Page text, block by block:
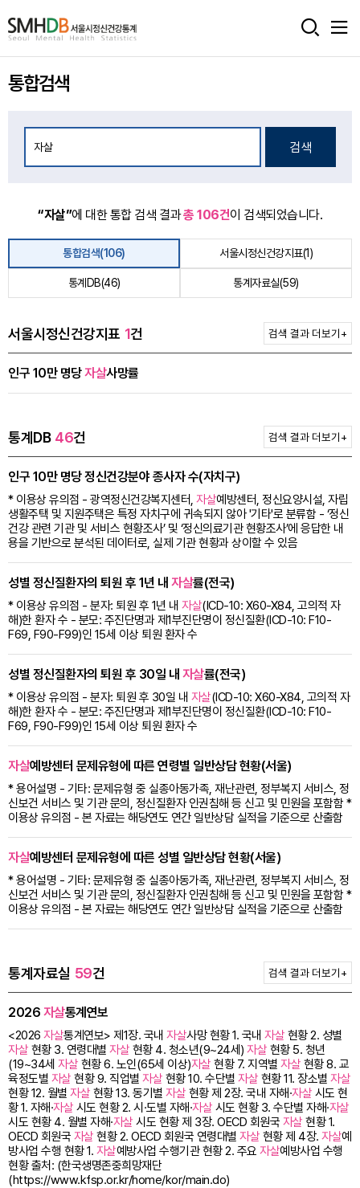
서
울
시
건
통
계
홈
으
로
이
통합검색
검색
“자살”에 대한 통합 검색 결과총 106건이 검색되었습니다.
통합검색(106) 서울시정신건강지표(1)
통계DB(46) 통계자료실(59)
서울시정신건강지표 1건 검색 결과 더보기+
인구 10만 명당자살사망률
통계DB 46건 검색 결과 더보기+
인구 10만 명당 정신건강분야 종사자 수(자치구)
* 이용상 유의점 - 광역정신건강복지센터, 자살예방센터, 정신요양시설, 자립
생활주택 및 지원주택은 특정 자치구에 귀속되지 않아 '기타'로 분류함 - ‘정신
건강 관련 기관 및 서비스 현황조사’ 및 ‘정신의료기관 현황조사’에 응답한 내
용을 기반으로 분석된 데이터로, 실제 기관 현황과 상이할 수 있음
성별 정신질환자의 퇴원 후 1년 내 자살률(전국)
* 이용상 유의점 - 분자: 퇴원 후 1년 내 자살(ICD-10: X60-X84, 고의적 자
해)한 환자 수 - 분모: 주진단명과 제1부진단명이 정신질환(ICD-10: F10-
F69, F90-F99)인 15세 이상 퇴원 환자 수
성별 정신질환자의 퇴원 후 30일 내 자살률(전국)
* 이용상 유의점 - 분자: 퇴원 후 30일 내 자살(ICD-10: X60-X84, 고의적 자
해)한 환자 수 - 분모: 주진단명과 제1부진단명이 정신질환(ICD-10: F10-
F69, F90-F99)인 15세 이상 퇴원 환자 수
자살예방센터 문제유형에 따른 연령별 일반상담 현황(서울)
* 용어설명 - 기타: 문제유형 중 실종아동가족, 재난관련, 정부복지 서비스, 정
신보건 서비스 및 기관 문의, 정신질환자 인권침해 등 신고 및 민원을 포함함 *
이용상 유의점 - 본 자료는 해당연도 연간 일반상담 실적을 기준으로 산출함
자살예방센터 문제유형에 따른 성별 일반상담 현황(서울)
* 용어설명 - 기타: 문제유형 중 실종아동가족, 재난관련, 정부복지 서비스, 정
신보건 서비스 및 기관 문의, 정신질환자 인권침해 등 신고 및 민원을 포함함 *
이용상 유의점 - 본 자료는 해당연도 연간 일반상담 실적을 기준으로 산출함
통계자료실 59건 검색 결과 더보기+
2026 자살통계연보
<2026 자살통계연보> 제1장. 국내 자살사망 현황 1. 국내 자살 현황 2. 성별
자살 현황 3. 연령대별 자살 현황 4. 청소년(9~24세) 자살 현황 5. 청년
(19~34세 자살 현황 6. 노인(65세 이상)자살 현황 7. 지역별 자살 현황 8. 교
육정도별 자살 현황 9. 직업별 자살 현황 10. 수단별 자살 현황 11. 장소별 자살
현황 12. 월별 자살 현황 13. 동기별 자살 현황 제 2장. 국내 자해·자살 시도 현
황 1. 자해·자살 시도 현황 2. 시·도별 자해·자살 시도 현황 3. 수단별 자해·자살
시도 현황 4. 월별 자해·자살 시도 현황 제 3장. OECD 회원국 자살 현황 1.
OECD 회원국 자살 현황 2. OECD 회원국 연령대별 자살 현황 제 4장. 자살예
방사업 수행 현황 1. 자살예방사업 수행기관 현황 2. 주요 자살예방사업 수행
현황 출처: (한국생명존중희망재단
(https://www.kfsp.or.kr/home/kor/main.do)